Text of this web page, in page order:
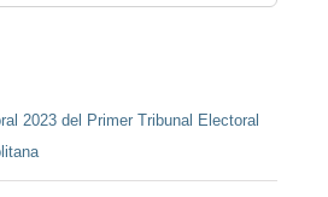
2023 del Primer Tribunal Electoral